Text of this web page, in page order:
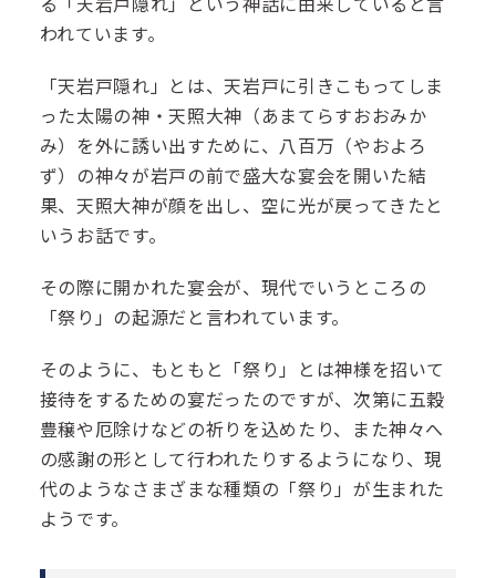
われています。
「天岩戸隠れ」とは、天岩戸に引きこもってしま
った太陽の神・天照大神（あまてらすおおみか
み）を外に誘い出すために、八百万（やおよろ
ず）の神々が岩戸の前で盛大な宴会を開いた結
果、天照大神が顔を出し、空に光が戻ってきたと
いうお話です。
その際に開かれた宴会が、現代でいうところの
「祭り」の起源だと言われています。
そのように、もともと「祭り」とは神様を招いて
接待をするための宴だったのですが、次第に五穀
豊穣や厄除けなどの祈りを込めたり、また神々へ
の感謝の形として行われたりするようになり、現
代のようなさまざまな種類の「祭り」が生まれた
ようです。